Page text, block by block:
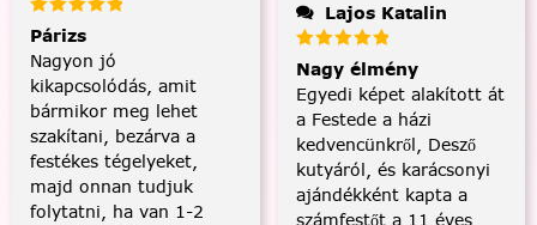
Párizs
Nagyon jó
kikapcsolódás, amit
bármikor meg lehet
szakítani, bezárva a
festékes tégelyeket,
majd onnan tudjuk
folytatni, ha van 1-2
Lajos Katalin
Nagy élmény
Egyedi képet alakított át
a Festede a házi
kedvencünkről, Desző
kutyáról, és karácsonyi
ajándékként kapta a